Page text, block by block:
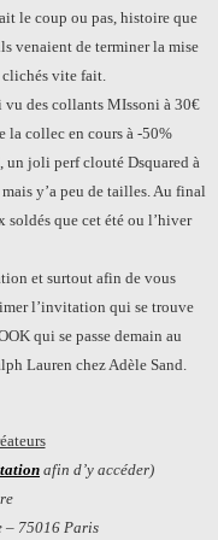
le coup ou pas, histoire que
venaient de terminer la mise
clichés vite fait.
vu des collants MIssoni à 30€
la collec en cours à -50%
un joli perf clouté Dsquared à
y’a peu de tailles. Au final
soldés que cet été ou l’hiver
et surtout afin de vous
l’invitation qui se trouve
qui se passe demain au
Lauren chez Adèle Sand.
afin d’y accéder)
– 75016 Paris